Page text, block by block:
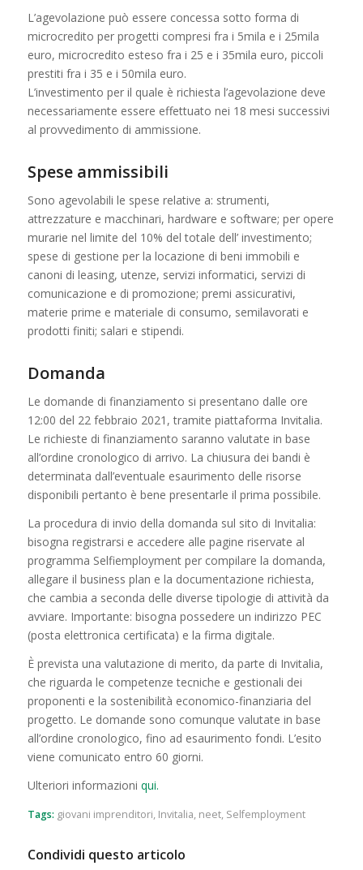
L’agevolazione può essere concessa sotto forma di
microcredito per progetti compresi fra i 5mila e i 25mila
euro, microcredito esteso fra i 25 e i 35mila euro, piccoli
prestiti fra i 35 e i 50mila euro.
L’investimento per il quale è richiesta l’agevolazione deve
necessariamente essere effettuato nei 18 mesi successivi
al provvedimento di ammissione.
Spese ammissibili
Sono agevolabili le spese relative a: strumenti,
attrezzature e macchinari, hardware e software; per opere
murarie nel limite del 10% del totale dell’ investimento;
spese di gestione per la locazione di beni immobili e
canoni di leasing, utenze, servizi informatici, servizi di
comunicazione e di promozione; premi assicurativi,
materie prime e materiale di consumo, semilavorati e
prodotti finiti; salari e stipendi.
Domanda
Le domande di finanziamento si presentano dalle ore
12:00 del 22 febbraio 2021, tramite piattaforma Invitalia.
Le richieste di finanziamento saranno valutate in base
all’ordine cronologico di arrivo. La chiusura dei bandi è
determinata dall’eventuale esaurimento delle risorse
disponibili pertanto è bene presentarle il prima possibile.
La procedura di invio della domanda sul sito di Invitalia:
bisogna registrarsi e accedere alle pagine riservate al
programma Selfiemployment per compilare la domanda,
allegare il business plan e la documentazione richiesta,
che cambia a seconda delle diverse tipologie di attività da
avviare. Importante: bisogna possedere un indirizzo PEC
(posta elettronica certificata) e la firma digitale.
È prevista una valutazione di merito, da parte di Invitalia,
che riguarda le competenze tecniche e gestionali dei
proponenti e la sostenibilità economico-finanziaria del
progetto. Le domande sono comunque valutate in base
all’ordine cronologico, fino ad esaurimento fondi. L’esito
viene comunicato entro 60 giorni.
Ulteriori informazioni qui.
Tags: giovani imprenditori, Invitalia, neet, Selfemployment
Condividi questo articolo